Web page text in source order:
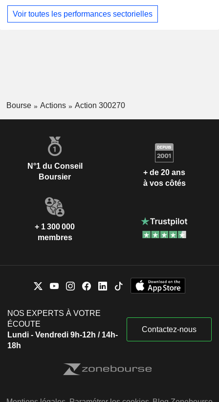
Voir toutes les performances sectorielles
Bourse Actions Action 300270
N°1 du Conseil
Boursier
+ de 20 ans
à vos côtés
+ 1 300 000
membres
NOS EXPERTS À VOTRE
ÉCOUTE
Lundi - Vendredi 9h-12h / 14h-
18h
Contactez-nous